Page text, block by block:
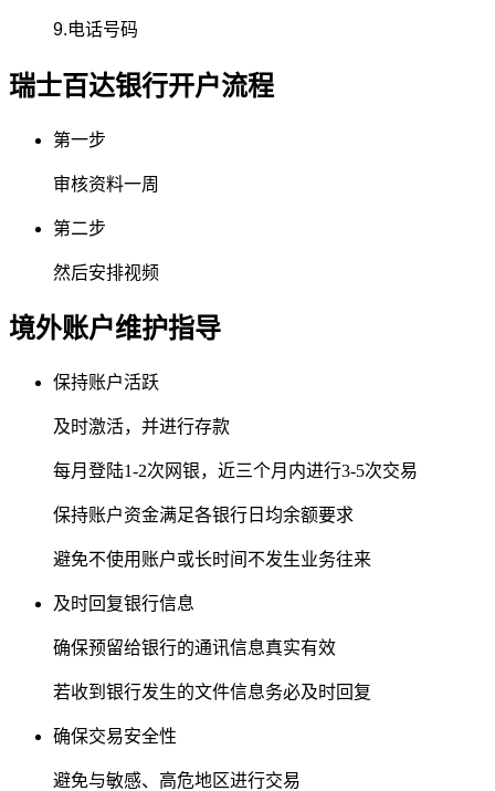
9.电话号码
瑞士百达银行开户流程
第一步
审核资料一周
第二步
然后安排视频
境外账户维护指导
保持账户活跃
及时激活，并进行存款
每月登陆1-2次网银，近三个月内进行3-5次交易
保持账户资金满足各银行日均余额要求
避免不使用账户或长时间不发生业务往来
及时回复银行信息
确保预留给银行的通讯信息真实有效
若收到银行发生的文件信息务必及时回复
确保交易安全性
避免与敏感、高危地区进行交易